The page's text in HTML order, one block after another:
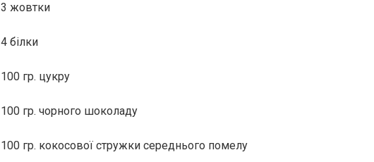
3 жовтки
4 білки
100 гр. цукру
100 гр. чорного шоколаду
100 гр. кокосової стружки середнього помелу